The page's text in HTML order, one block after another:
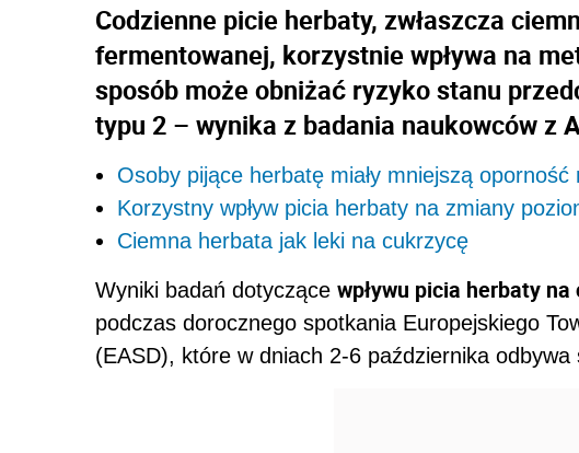
Codzienne picie herbaty, zwłaszcza
fermentowanej, korzystnie wpływa na
sposób może obniżać ryzyko stanu
typu 2 – wynika z badania naukowców z
Osoby pijące herbatę miały mniejszą oporność
Korzystny wpływ picia herbaty na zmiany
Ciemna herbata jak leki na cukrzycę
Wyniki badań dotyczące wpływu picia herbaty na
podczas dorocznego spotkania Europejskiego
(EASD), które w dniach 2-6 października